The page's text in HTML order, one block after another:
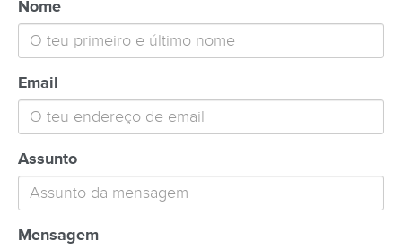
Nome
Email
Assunto
Mensagem